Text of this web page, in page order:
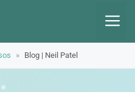
» Blog | Neil Patel